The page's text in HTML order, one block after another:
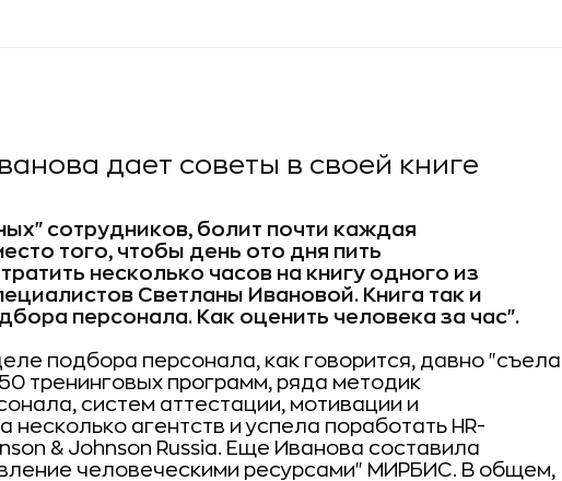
дает советы в своей книге
сотрудников, болит почти каждая
того, чтобы день ото дня пить
несколько часов на книгу одного из
Светланы Ивановой. Книга так и
персонала. Как оценить человека за час".
подбора персонала, как говорится, давно "съела
тренинговых программ, ряда методик
систем аттестации, мотивации и
агентств и успела поработать HR-
& Johnson Russia. Еще Иванова составила
человеческими ресурсами" МИРБИС. В общем,